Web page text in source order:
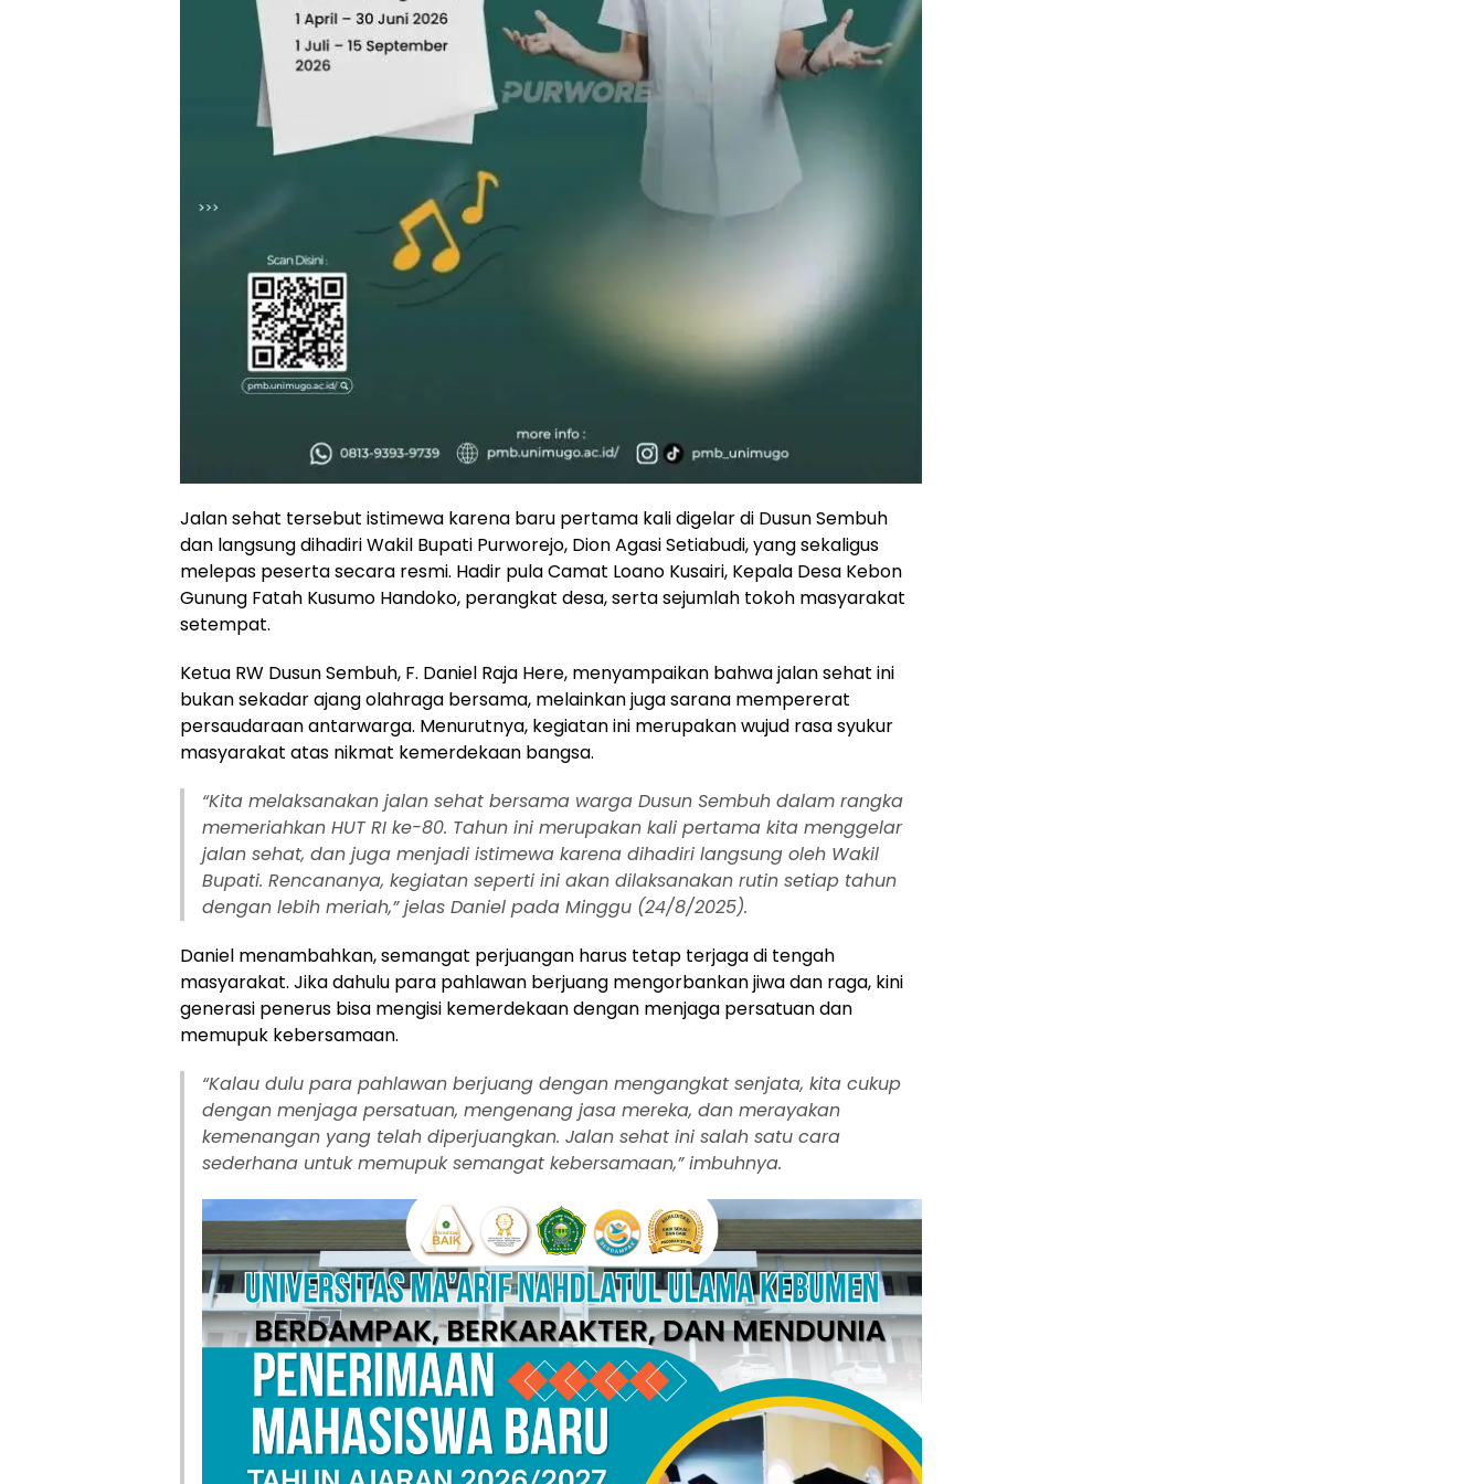
Jalan sehat tersebut istimewa karena baru pertama kali digelar di Dusun Sembuh
dan langsung dihadiri Wakil Bupati Purworejo, Dion Agasi Setiabudi, yang sekaligus
melepas peserta secara resmi. Hadir pula Camat Loano Kusairi, Kepala Desa Kebon
Gunung Fatah Kusumo Handoko, perangkat desa, serta sejumlah tokoh masyarakat
setempat.
Ketua RW Dusun Sembuh, F. Daniel Raja Here, menyampaikan bahwa jalan sehat ini
bukan sekadar ajang olahraga bersama, melainkan juga sarana mempererat
persaudaraan antarwarga. Menurutnya, kegiatan ini merupakan wujud rasa syukur
masyarakat atas nikmat kemerdekaan bangsa.
“Kita melaksanakan jalan sehat bersama warga Dusun Sembuh dalam rangka
memeriahkan HUT RI ke-80. Tahun ini merupakan kali pertama kita menggelar
jalan sehat, dan juga menjadi istimewa karena dihadiri langsung oleh Wakil
Bupati. Rencananya, kegiatan seperti ini akan dilaksanakan rutin setiap tahun
dengan lebih meriah,” jelas Daniel pada Minggu (24/8/2025).
Daniel menambahkan, semangat perjuangan harus tetap terjaga di tengah
masyarakat. Jika dahulu para pahlawan berjuang mengorbankan jiwa dan raga, kini
generasi penerus bisa mengisi kemerdekaan dengan menjaga persatuan dan
memupuk kebersamaan.
“Kalau dulu para pahlawan berjuang dengan mengangkat senjata, kita cukup
dengan menjaga persatuan, mengenang jasa mereka, dan merayakan
kemenangan yang telah diperjuangkan. Jalan sehat ini salah satu cara
sederhana untuk memupuk semangat kebersamaan,” imbuhnya.